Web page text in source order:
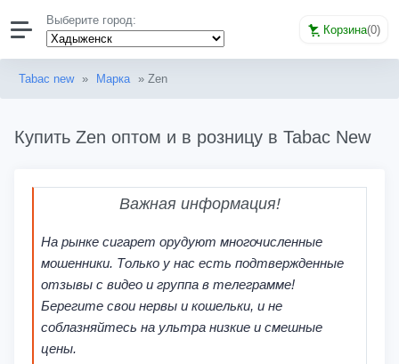
Выберите город:
Корзина(0)
Tabac new » Марка » Zen
Купить Zen оптом и в розницу в Tabac New
Важная информация!
На рынке сигарет орудуют многочисленные
мошенники. Только у нас есть подтвержденные
отзывы с видео и группа в телеграмме!
Берегите свои нервы и кошельки, и не
соблазняйтесь на ультра низкие и смешные
цены.